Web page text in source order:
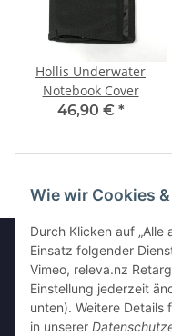
Wie wir Cookies
Durch Klicken auf „Alle
Einsatz folgender
Vimeo, releva.nz
Einstellung jederzeit
unten). Weitere Details
in unserer
Hollis Underwater
Notebook Cover
46,90 € *
Informationen